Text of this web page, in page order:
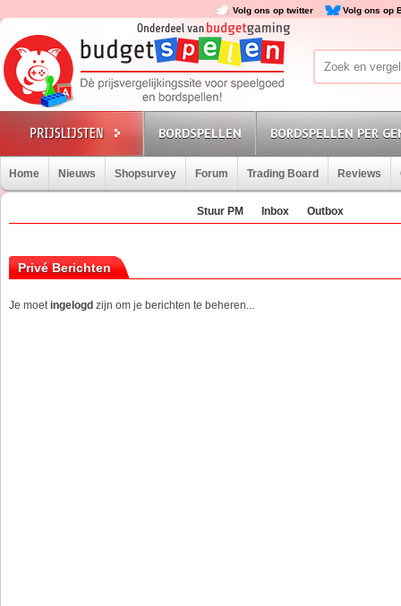
Volg ons op twitter Volg ons op
BORDSPELLEN BORDSPELLEN PER
Home Nieuws Shopsurvey Forum Trading Board Reviews
Stuur PM Inbox Outbox
Privé Berichten
Je moetingelogd zijn om je berichten te beheren...